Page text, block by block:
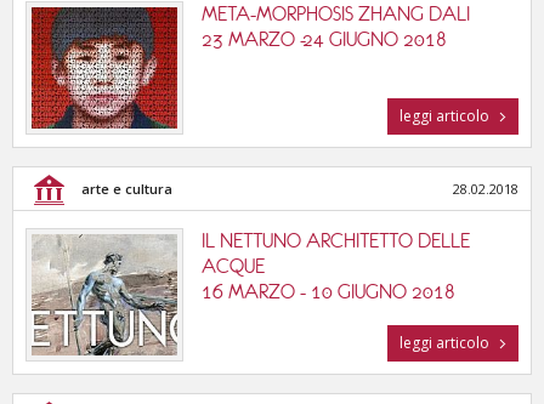
META-MORPHOSIS ZHANG DALI
23 MARZO -24 GIUGNO 2018
leggi articolo
arte e cultura 28.02.2018
IL NETTUNO ARCHITETTO DELLE
ACQUE
16 MARZO - 10 GIUGNO 2018
leggi articolo